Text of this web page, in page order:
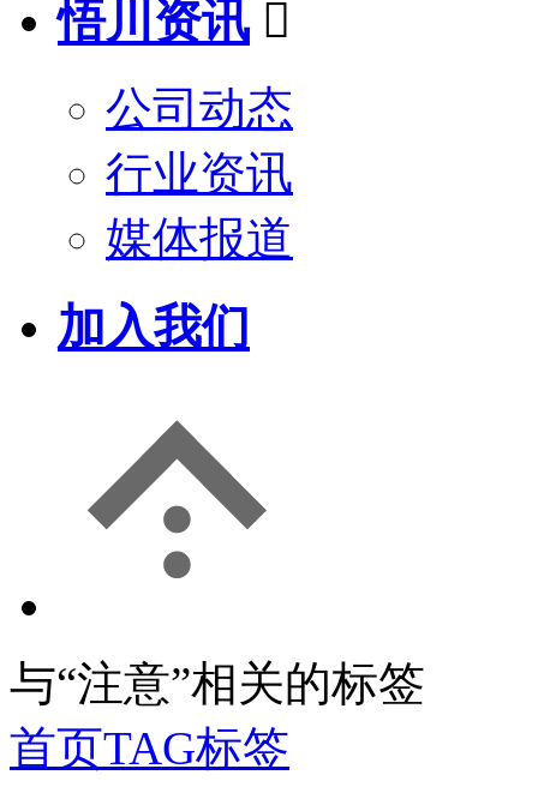
悟川资讯 
公司动态
行业资讯
媒体报道
加入我们
与“注意”相关的标签
首页TAG标签